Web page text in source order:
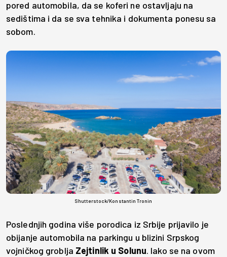
pored automobila, da se koferi ne ostavljaju na
sedištima i da se sva tehnika i dokumenta ponesu sa
sobom.
Shutterstock/Konstantin Tronin
Poslednjih godina više porodica iz Srbije prijavilo je
obijanje automobila na parkingu u blizini Srpskog
vojničkog groblja Zejtinlik u Solunu. Iako se na ovom